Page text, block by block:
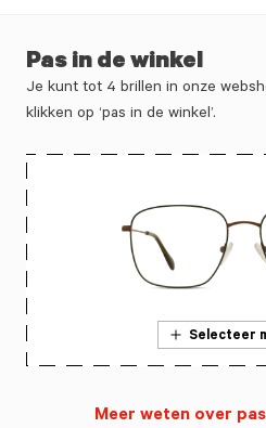
Pas in de winkel
Je kunt tot 4 brillen in onze
klikken op ‘pas in de winkel’.
Selecteer
Meer weten over